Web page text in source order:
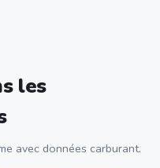
les
avec données carburant.